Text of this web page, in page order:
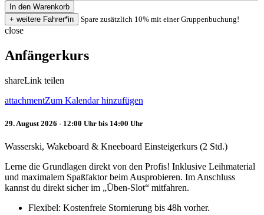
Spare zusätzlich 10% mit einer Gruppenbuchung!
close
Anfängerkurs
shareLink teilen
attachmentZum Kalendar hinzufügen
29. August 2026 - 12:00 Uhr bis 14:00 Uhr
Wasserski, Wakeboard & Kneeboard Einsteigerkurs (2 Std.)
Lerne die Grundlagen direkt von den Profis! Inklusive Leihmaterial
und maximalem Spaßfaktor beim Ausprobieren. Im Anschluss
kannst du direkt sicher im „Üben-Slot“ mitfahren.
Flexibel: Kostenfreie Stornierung bis 48h vorher.